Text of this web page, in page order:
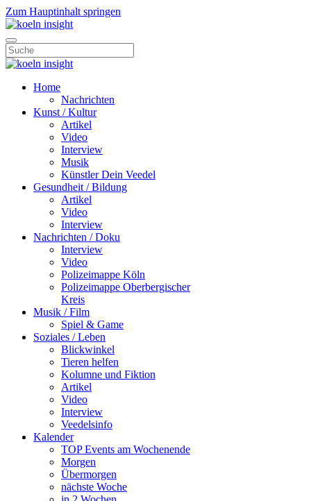
Zum Hauptinhalt springen
Home
Nachrichten
Kunst / Kultur
Artikel
Video
Interview
Musik
Künstler Dein Veedel
Gesundheit / Bildung
Artikel
Video
Interview
Nachrichten / Doku
Interview
Video
Polizeimappe Köln
Polizeimappe Oberbergischer
Kreis
Musik / Film
Spiel & Game
Soziales / Leben
Blickwinkel
Tieren helfen
Kolumne und Fiktion
Artikel
Video
Interview
Veedelsinfo
Kalender
TOP Events am Wochenende
Morgen
Übermorgen
nächste Woche